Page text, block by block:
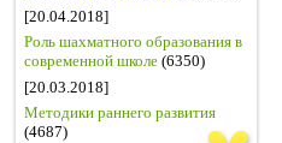
[20.04.2018]
Роль шахматного образования в
современной школе (6350)
[20.03.2018]
Методики раннего развития
(4687)